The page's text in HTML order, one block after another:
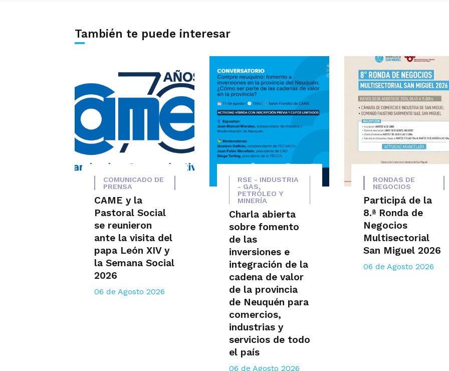
También te puede interesar
COMUNICADO DE
PRENSA
CAME y la
Pastoral Social
se reunieron
ante la visita del
papa León XIV y
la Semana Social
2026
06 de Agosto 2026
RSE - INDUSTRIA
- GAS,
PETRÓLEO Y
MINERÍA
Charla abierta
sobre fomento
de las
inversiones e
integración de la
cadena de valor
de la provincia
de Neuquén para
comercios,
industrias y
servicios de todo
el país
06 de Agosto 2026
RONDAS DE
NEGOCIOS
Participá de la
8.ª Ronda de
Negocios
Multisectorial
San Miguel 2026
06 de Agosto 2026